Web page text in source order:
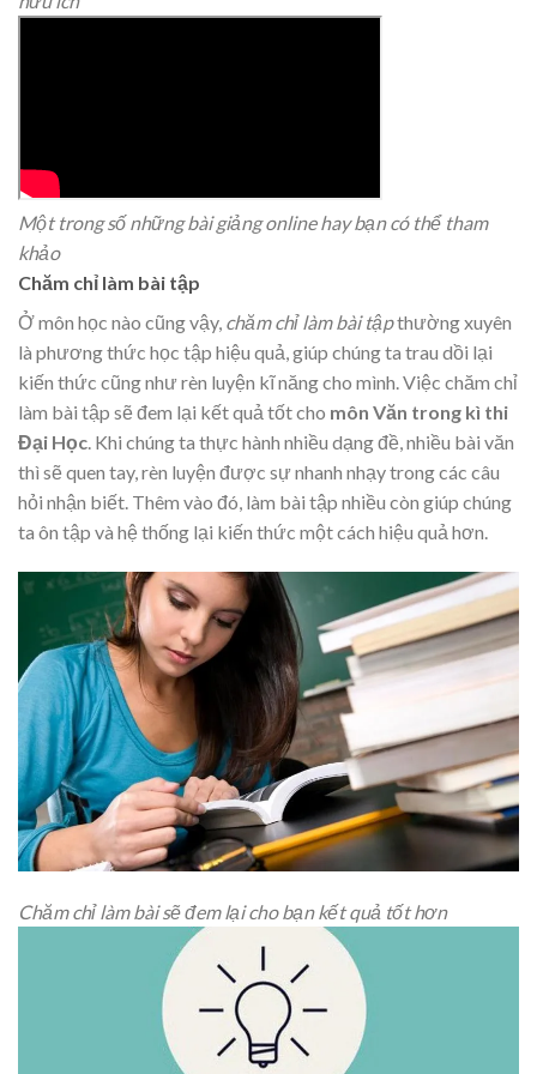
Một trong số những bài giảng online hay bạn có thể tham
khảo
Chăm chỉ làm bài tập
Ở môn học nào cũng vậy, chăm chỉ làm bài tậpthường xuyên
là phương thức học tập hiệu quả, giúp chúng ta trau dồi lại
kiến thức cũng như rèn luyện kĩ năng cho mình. Việc chăm chỉ
làm bài tập sẽ đem lại kết quả tốt cho môn Văn trong kì thi
Đại Học. Khi chúng ta thực hành nhiều dạng đề, nhiều bài văn
thì sẽ quen tay, rèn luyện được sự nhanh nhạy trong các câu
hỏi nhận biết. Thêm vào đó, làm bài tập nhiều còn giúp chúng
ta ôn tập và hệ thống lại kiến thức một cách hiệu quả hơn.
Chăm chỉ làm bài sẽ đem lại cho bạn kết quả tốt hơn